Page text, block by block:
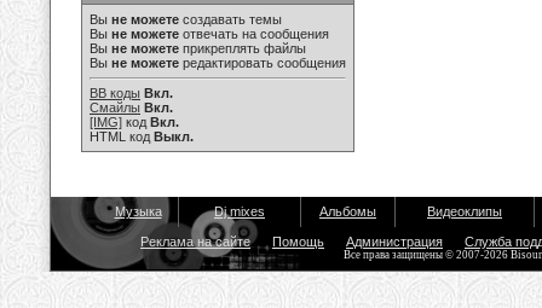
Вы не можете создавать темы
Вы не можете отвечать на сообщения
Вы не можете прикреплять файлы
Вы не можете редактировать сообщения
BB коды Вкл.
Смайлы Вкл.
[IMG] код Вкл.
HTML код Выкл.
Музыка Dj mixes Альбомы Видеоклипы
Реклама на сайте Помощь Администрация Служба
Все права защищены © 2007-2026